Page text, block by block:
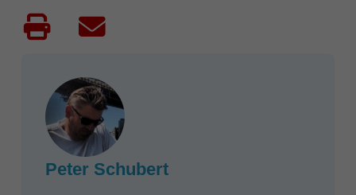
Peter Schubert